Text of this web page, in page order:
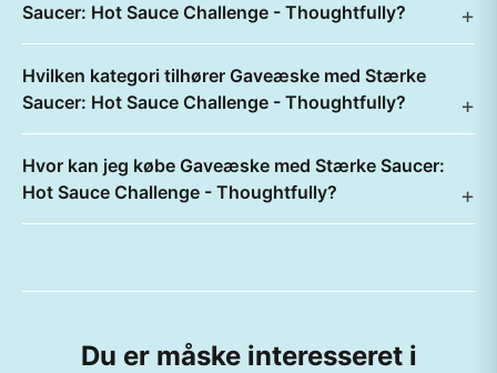
Saucer: Hot Sauce Challenge - Thoughtfully?
Hvilken kategori tilhører Gaveæske med Stærke
Saucer: Hot Sauce Challenge - Thoughtfully?
Hvor kan jeg købe Gaveæske med Stærke Saucer:
Hot Sauce Challenge - Thoughtfully?
Du er måske interesseret i